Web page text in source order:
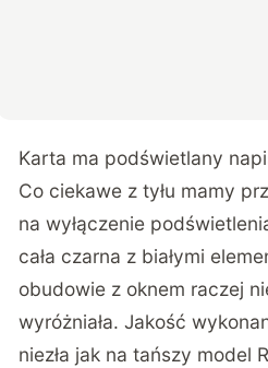
Karta ma podświetlany
Co ciekawe z tyłu mamy
na wyłączenie
cała czarna z białymi
obudowie z oknem raczej
wyróżniała. Jakość
niezła jak na tańszy model